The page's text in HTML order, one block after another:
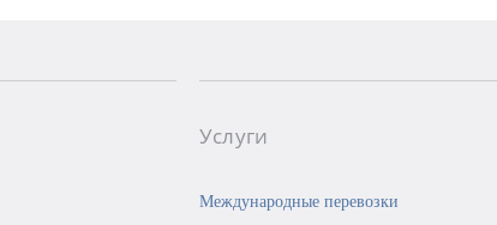
Услуги
Международные перевозки